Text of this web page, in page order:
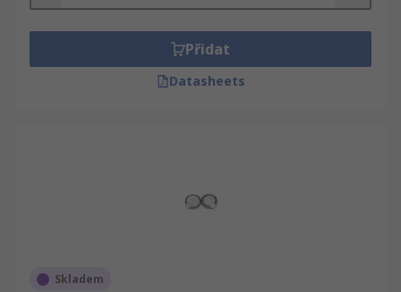
kondenzátory ve velkém nebo jen jednotlivý kus,
budete mít možnost dodání do příštího dne. A
chcete-li objednat Elektrické dvouvrstvé
kondenzátory nebo Kondenzátory ve velkém,
kontaktujte nás online a projednáme naše
Přidat
Datasheets
Skladem